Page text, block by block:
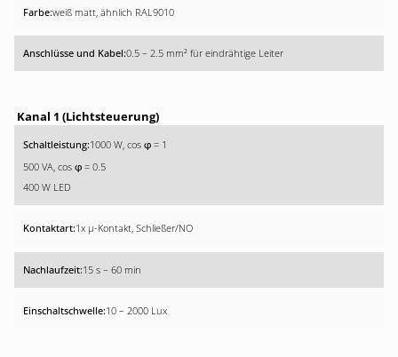
weiß matt, ähnlich RAL9010
0.5 – 2.5 mm² für eindrähtige Leiter
Kanal 1 (Lichtsteuerung)
1000 W, cos φ = 1
500 VA, cos φ = 0.5
400 W LED
1x µ-Kontakt, Schließer/NO
15 s – 60 min
10 – 2000 Lux